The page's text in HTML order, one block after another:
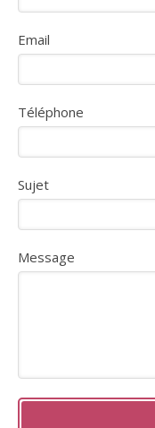
Email
Téléphone
Sujet
Message